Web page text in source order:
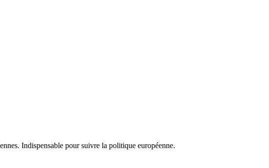
Indispensable pour suivre la politique européenne.